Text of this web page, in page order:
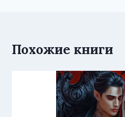
Похожие книги